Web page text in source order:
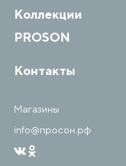
Коллекции
PROSON
Контакты
Магазины
info@просон.рф